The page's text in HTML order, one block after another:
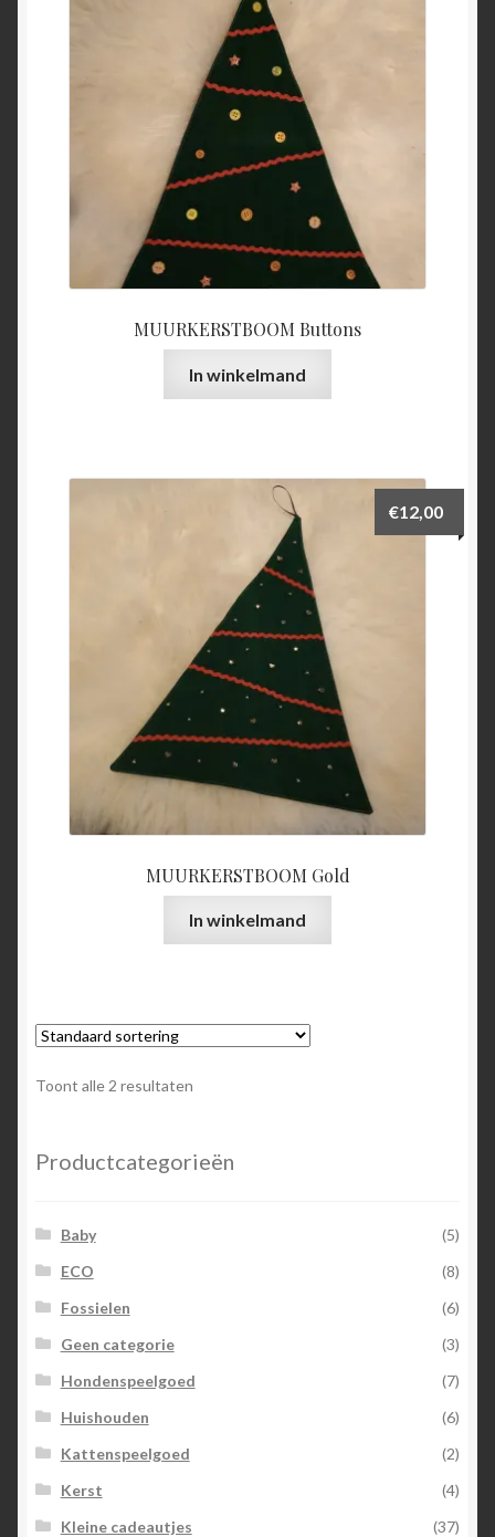
MUURKERSTBOOM Buttons
In winkelmand
MUURKERSTBOOM Gold
€12,00
In winkelmand
Toont alle 2 resultaten
Productcategorieën
Baby
(5)
ECO
(8)
Fossielen
(6)
Geen categorie
(3)
Hondenspeelgoed
(7)
Huishouden
(6)
Kattenspeelgoed
(2)
Kerst
(4)
Kleine cadeautjes
(37)